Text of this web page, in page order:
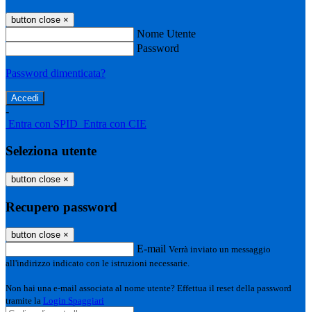
button close ×
Nome Utente
Password
Password dimenticata?
-
Entra con SPID Entra con CIE
Seleziona utente
button close ×
Recupero password
button close ×
E-mail Verrà inviato un messaggio
all'indirizzo indicato con le istruzioni necessarie.
Non hai una e-mail associata al nome utente? Effettua il reset della password
tramite la Login Spaggiari